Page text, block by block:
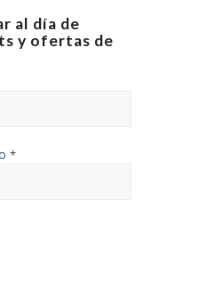
al día de
y ofertas de
*